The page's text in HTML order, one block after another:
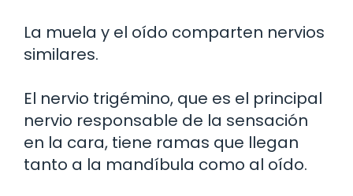
La muela y el oído comparten nervios
similares.
El nervio trigémino, que es el principal
nervio responsable de la sensación
en la cara, tiene ramas que llegan
tanto a la mandíbula como al oído.